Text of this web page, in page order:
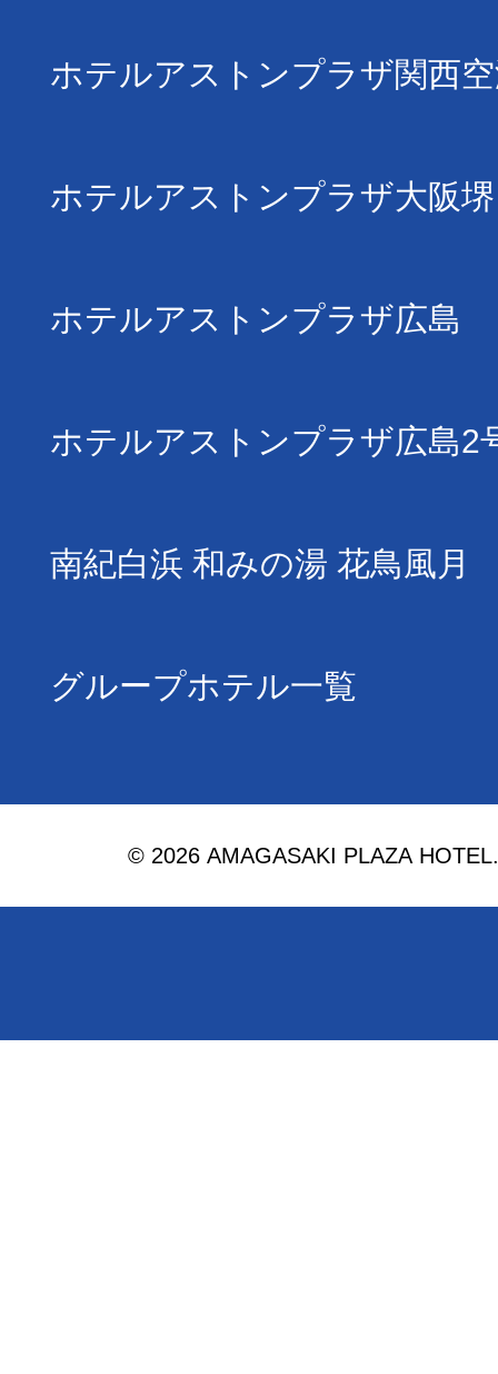
ホテルアストンプラザ関西
ホテルアストンプラザ大阪堺
ホテルアストンプラザ広島
ホテルアストンプラザ広島2
南紀白浜 和みの湯 花鳥風月
グループホテル一覧
© 2026 AMAGASAKI PLAZA